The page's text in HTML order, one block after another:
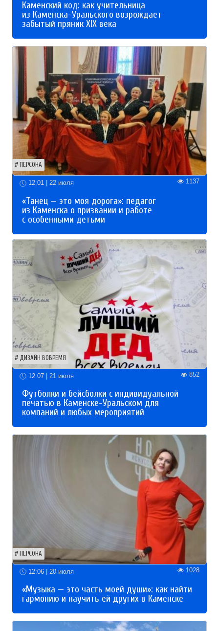
Каменский код: как учительница
из Каменска-Уральского возрождает
забытый пряник XIX века
ПЕРСОНА
12:01 | 22 июля 1137
«Танец — это моя дорога»: педагог
из Каменска о призвании и работе
с особенными детьми
ДИЗАЙН ВОВРЕМЯ
12:07 | 21 июля 852
Футболки и бейсболки с индивидуальной
печатью в Каменске-Уральском для
компаний и любых мероприятий
ПЕРСОНА
12:06 | 20 июля 1028
«Музыка — это часть моей души»: как найти
гармонию и научить ей других в Каменске